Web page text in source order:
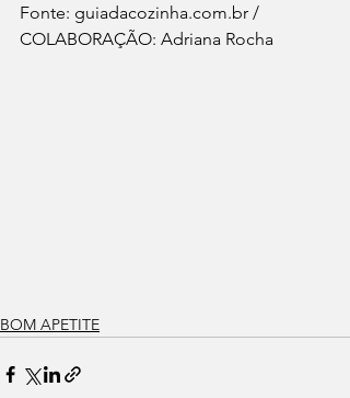
Fonte: guiadacozinha.com.br /
COLABORAÇÃO: Adriana Rocha
BOM APETITE